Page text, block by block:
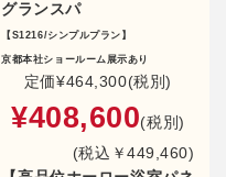
グランスパ
【S1216/シンプルプラン】
京都本社ショールーム展示あり
定価¥464,300(税別)
¥408,600(税別)
(税込￥449,460)